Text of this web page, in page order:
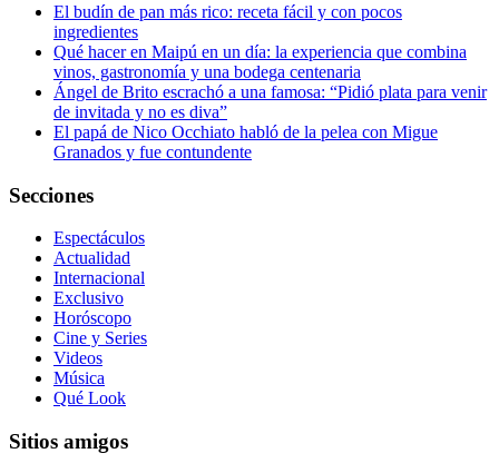
El budín de pan más rico: receta fácil y con pocos
ingredientes
Qué hacer en Maipú en un día: la experiencia que combina
vinos, gastronomía y una bodega centenaria
Ángel de Brito escrachó a una famosa: “Pidió plata para venir
de invitada y no es diva”
El papá de Nico Occhiato habló de la pelea con Migue
Granados y fue contundente
Secciones
Espectáculos
Actualidad
Internacional
Exclusivo
Horóscopo
Cine y Series
Videos
Música
Qué Look
Sitios amigos